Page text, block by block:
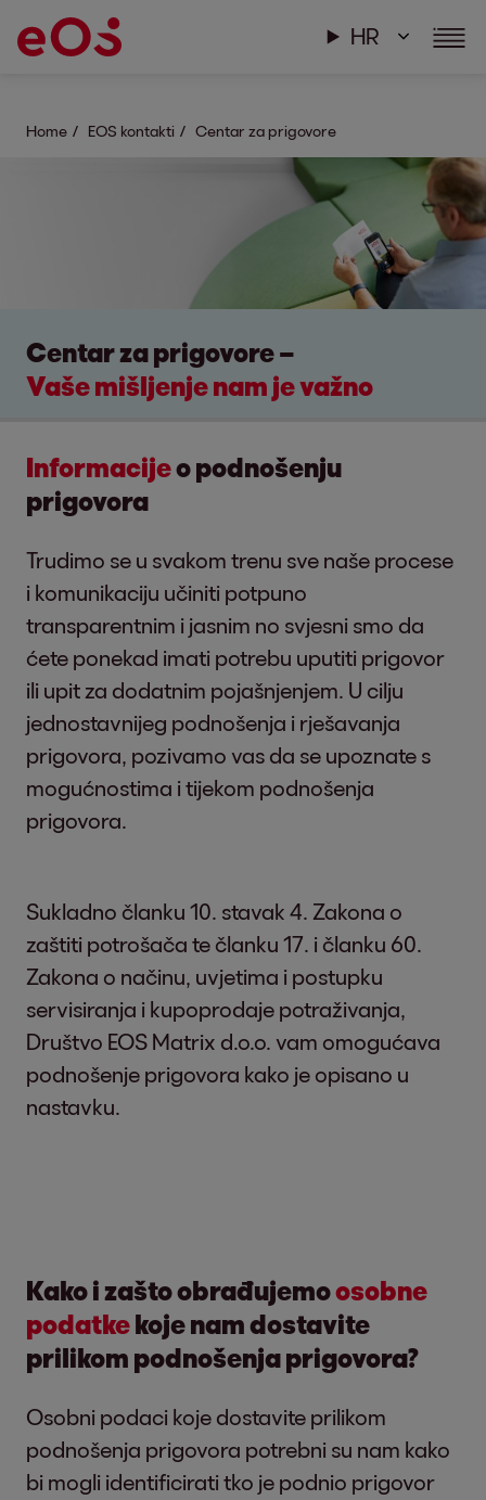
HR
Home EOS kontakti Centar za prigovore
Centar za prigovore –
Vaše mišljenje nam je važno
Informacijeo podnošenju
prigovora
Trudimo se u svakom trenu sve naše procese
i komunikaciju učiniti potpuno
transparentnim i jasnim no svjesni smo da
ćete ponekad imati potrebu uputiti prigovor
ili upit za dodatnim pojašnjenjem. U cilju
jednostavnijeg podnošenja i rješavanja
prigovora, pozivamo vas da se upoznate s
mogućnostima i tijekom podnošenja
prigovora.
Sukladno članku 10. stavak 4. Zakona o
zaštiti potrošača te članku 17. i članku 60.
Zakona o načinu, uvjetima i postupku
servisiranja i kupoprodaje potraživanja,
Društvo EOS Matrix d.o.o. vam omogućava
podnošenje prigovora kako je opisano u
nastavku.
Kako i zašto obrađujemoosobne
podatkekoje nam dostavite
prilikom podnošenja prigovora?
Osobni podaci koje dostavite prilikom
podnošenja prigovora potrebni su nam kako
bi mogli identificirati tko je podnio prigovor